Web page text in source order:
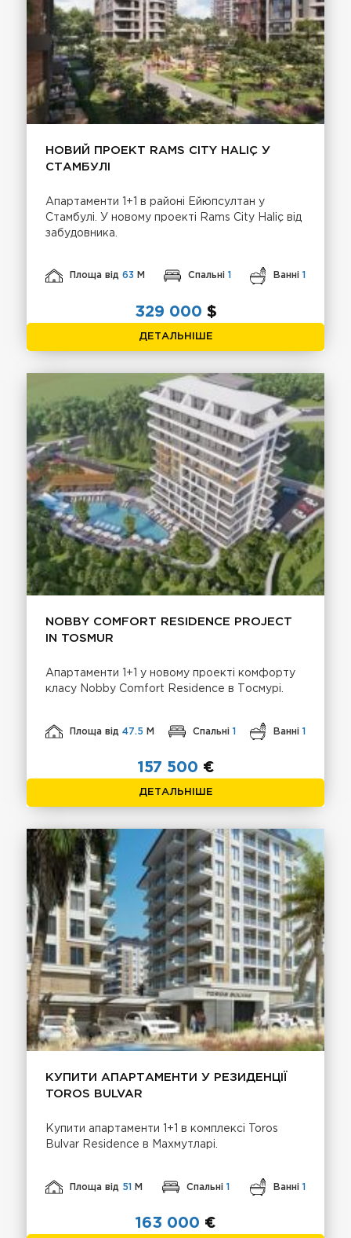
НОВИЙ ПРОЕКТ RAMS CITY HALIÇ У
СТАМБУЛІ
Апартаменти 1+1 в районі Ейюпсултан у
Стамбулі. У новому проекті Rams City Haliç від
забудовника.
Площа від63 М Спальні 1 Ванні 1
329 000 $
ДЕТАЛЬНІШЕ
NOBBY COMFORT RESIDENCE PROJECT
IN TOSMUR
Апартаменти 1+1 у новому проекті комфорту
класу Nobby Comfort Residence в Тосмурі.
Площа від47.5 М Спальні 1 Ванні 1
157 500 €
ДЕТАЛЬНІШЕ
КУПИТИ АПАРТАМЕНТИ У РЕЗИДЕНЦІЇ
TOROS BULVAR
Купити апартаменти 1+1 в комплексі Toros
Bulvar Residence в Махмутларі.
Площа від 51 М Спальні 1 Ванні 1
163 000 €